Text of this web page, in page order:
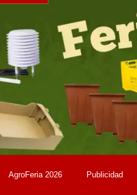
AgroFeria 2026 Publicidad